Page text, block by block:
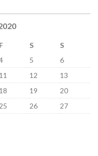
F S
S
5
6
11 12
13
18 19
20
26
27